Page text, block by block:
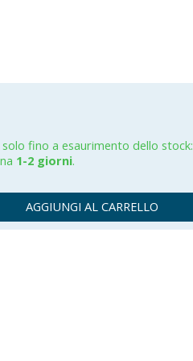
fino a esaurimento dello stock:
1-2 giorni.
AGGIUNGI AL CARRELLO